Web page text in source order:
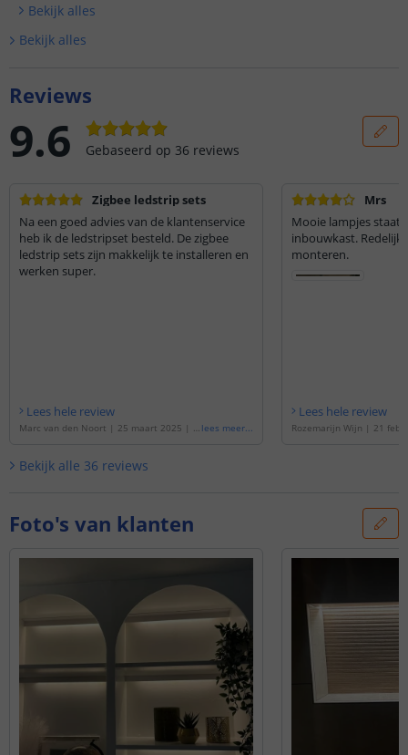
Bekijk alles
Bekijk alles
Reviews
9.6 Gebaseerd op 36 reviews
Zigbee ledstrip sets
Na een goed advies van de klantenservice
heb ik de ledstripset besteld. De zigbee
ledstrip sets zijn makkelijk te installeren en
werken super.
Lees hele review
Marc van den Noort | 25 maart 2025 |
- Werkt met IKEA Tradfri, Osram Lightify,
lees meer...
Mrs
Mooie lampjes staat
inbouwkast. Redelijk
monteren.
Lees hele review
Rozemarijn Wijn | 21
Bekijk alle 36 reviews
Foto's van klanten